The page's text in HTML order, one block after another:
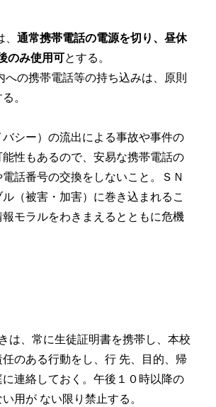
通常携帯電話の電源を切り、昼休
のみ使用可とする。
への携帯電話等の持ち込みは、原則
。
シー）の流出による事故や事件の
性もあるので、安易な携帯電話の
話番号の交換をしないこと。ＳＮ
（被害・加害）に巻き込まれるこ
モラルをわきまえるとともに危機
は、常に生徒証明書を携帯し、本校
のある行動をし、行 先、目的、帰
連絡しておく。午後１０時以降の
用が ない限り禁止する。